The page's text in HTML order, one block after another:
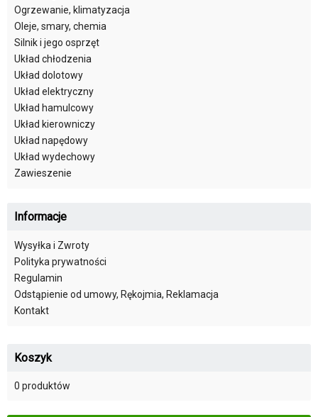
Ogrzewanie, klimatyzacja
Oleje, smary, chemia
Silnik i jego osprzęt
Układ chłodzenia
Układ dolotowy
Układ elektryczny
Układ hamulcowy
Układ kierowniczy
Układ napędowy
Układ wydechowy
Zawieszenie
Informacje
Wysyłka i Zwroty
Polityka prywatności
Regulamin
Odstąpienie od umowy, Rękojmia, Reklamacja
Kontakt
Koszyk
0 produktów